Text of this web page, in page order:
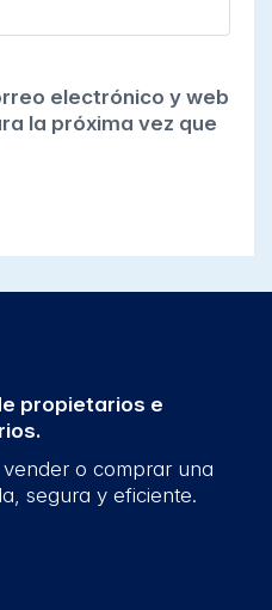
electrónico y web
la próxima vez que
propietarios e
o comprar una
segura y eficiente.